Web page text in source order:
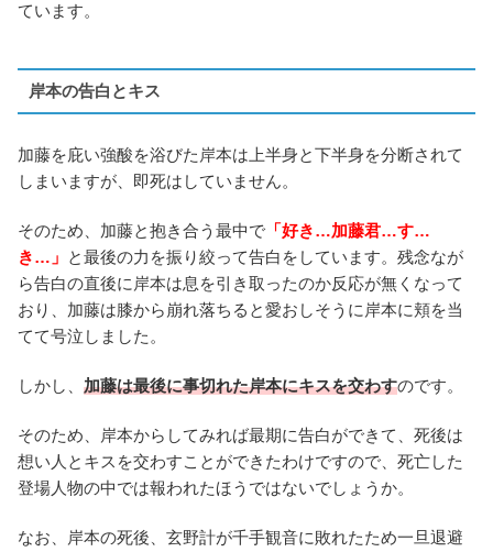
ています。
岸本の告白とキス
加藤を庇い強酸を浴びた岸本は上半身と下半身を分断されて
しまいますが、即死はしていません。
そのため、加藤と抱き合う最中で 「好き…加藤君…す…
き…」 と最後の力を振り絞って告白をしています。残念なが
ら告白の直後に岸本は息を引き取ったのか反応が無くなって
おり、加藤は膝から崩れ落ちると愛おしそうに岸本に頬を当
てて号泣しました。
しかし、 加藤は最後に事切れた岸本にキスを交わすのです。
そのため、岸本からしてみれば最期に告白ができて、死後は
想い人とキスを交わすことができたわけですので、死亡した
登場人物の中では報われたほうではないでしょうか。
なお、岸本の死後、玄野計が千手観音に敗れたため一旦退避